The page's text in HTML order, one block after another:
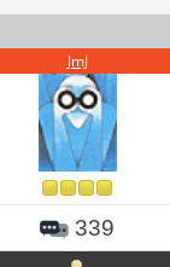
JmJ
339